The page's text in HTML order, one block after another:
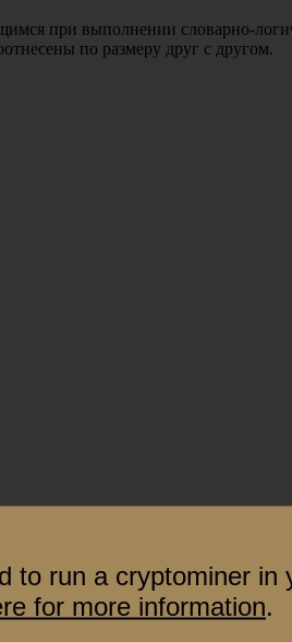
при выполнении словарно-
по размеру друг с другом.
to run a cryptominer in
for more information.